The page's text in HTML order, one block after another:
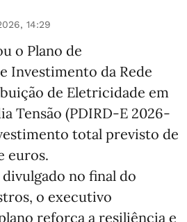
14:29
o Plano de
Investimento da Rede
de Eletricidade em
Tensão (PDIRD-E 2026-
total previsto de
euros.
no final do
o executivo
reforça a resiliência e